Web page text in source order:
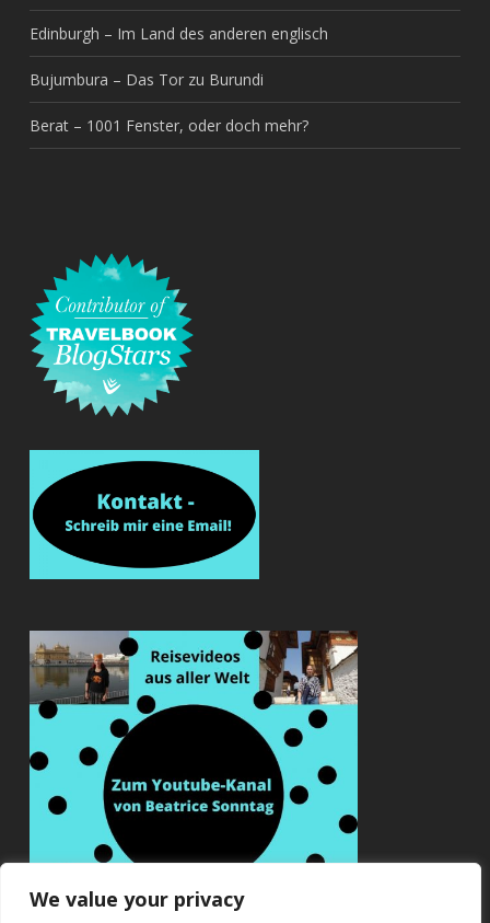
We value your privacy
Edinburgh – Im Land des anderen englisch
Bujumbura – Das Tor zu Burundi
Berat – 1001 Fenster, oder doch mehr?